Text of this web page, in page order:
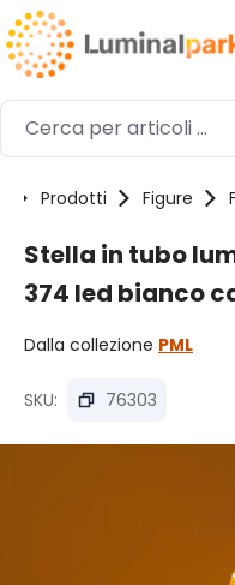
Passa al contenuto
Prodotti Figure
Stella in tubo
374 led bianco
Dalla collezione PML
SKU: 76303